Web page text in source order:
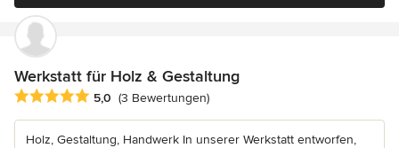
Werkstatt für Holz & Gestaltung
Durchschnittliche Bewertung: 5 von 5 Sternen
5,0 (3 Bewertungen)
Holz, Gestaltung, Handwerk In unserer Werkstatt entworfen,